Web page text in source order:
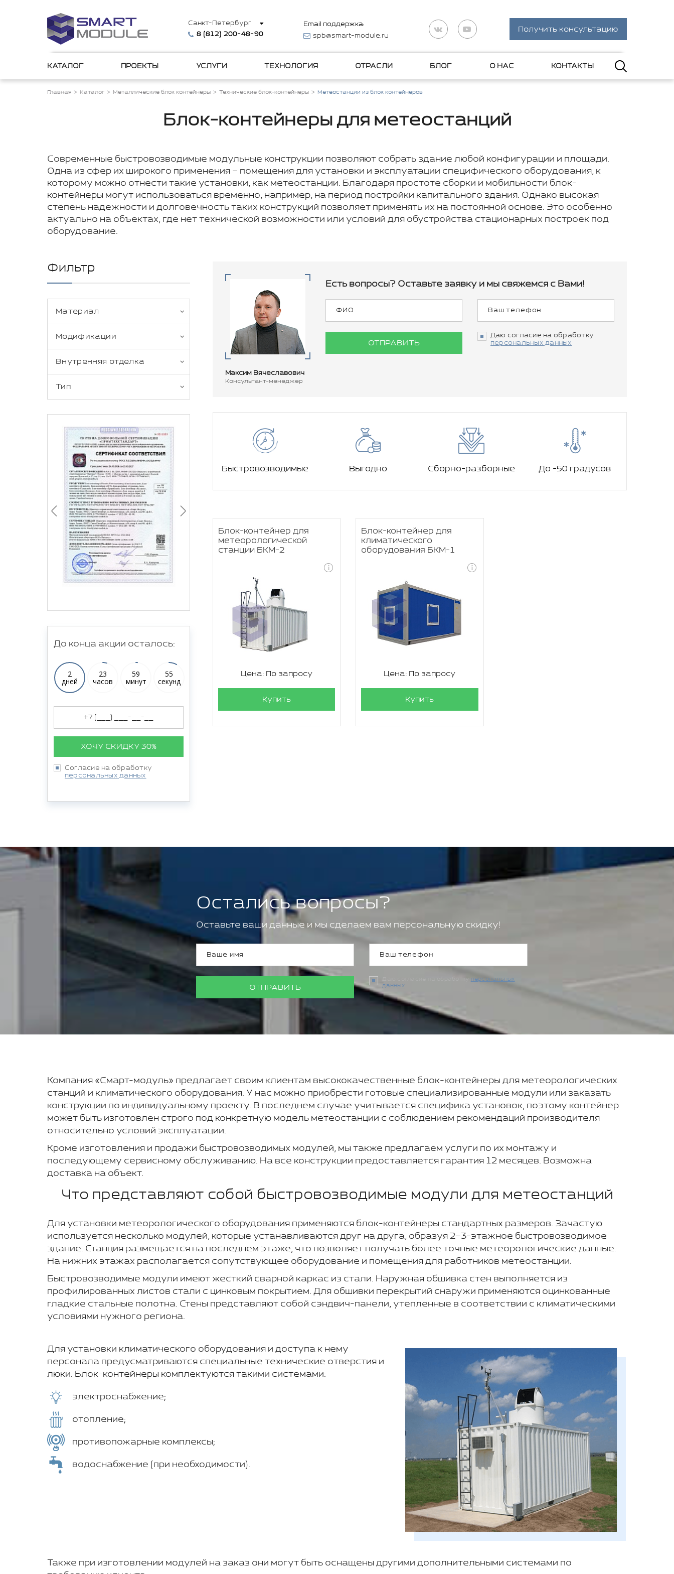
Санкт-Петербург
8 (812) 200-48-90
Email поддержка:
spb@smart-module.ru
Получить консультацию
КАТАЛОГ ПРОЕКТЫ УСЛУГИ ТЕХНОЛОГИЯ ОТРАСЛИ БЛОГ О НАС КОНТАКТЫ
Главная Каталог Металлические блок контейнеры Технические блок-контейнеры Метеостанции из блок контейнеров
Блок-контейнеры для метеостанций
Современные быстровозводимые модульные конструкции позволяют собрать здание любой конфигурации и площади.
Одна из сфер их широкого применения – помещения для установки и эксплуатации специфического оборудования, к
которому можно отнести такие установки, как метеостанции. Благодаря простоте сборки и мобильности блок-
контейнеры могут использоваться временно, например, на период постройки капитального здания. Однако высокая
степень надежности и долговечность таких конструкций позволяет применять их на постоянной основе. Это особенно
актуально на объектах, где нет технической возможности или условий для обустройства стационарных построек под
оборудование.
Фильтр
Материал
Модификации
Внутренняя отделка
Тип
До конца акции осталось:
2
дней
23
часов
59
минут
54
секунд
ХОЧУ СКИДКУ 30%
Согласие на обработку
персональных данных
Максим Вячеславович
Консультант-менеджер
Есть вопросы? Оставьте заявку и мы свяжемся с Вами!
ОТПРАВИТЬ
Даю согласие на обработку
персональных данных
Быстровозводимые Выгодно Сборно-разборные До -50 градусов
Блок-контейнер для
метеорологической
станции БКМ-2
Цена: По запросу
Купить
Блок-контейнер для
климатического
оборудования БКМ-1
Цена: По запросу
Купить
Остались вопросы?
Оставьте ваши данные и мы сделаем вам персональную скидку!
ОТПРАВИТЬ
Даю согласие на обработку персональных
данных
Компания «Смарт-модуль» предлагает своим клиентам высококачественные блок-контейнеры для метеорологических
станций и климатического оборудования. У нас можно приобрести готовые специализированные модули или заказать
конструкции по индивидуальному проекту. В последнем случае учитывается специфика установок, поэтому контейнер
может быть изготовлен строго под конкретную модель метеостанции с соблюдением рекомендаций производителя
относительно условий эксплуатации.
Кроме изготовления и продажи быстровозводимых модулей, мы также предлагаем услуги по их монтажу и
последующему сервисному обслуживанию. На все конструкции предоставляется гарантия 12 месяцев. Возможна
доставка на объект.
Что представляют собой быстровозводимые модули для метеостанций
Для установки метеорологического оборудования применяются блок-контейнеры стандартных размеров. Зачастую
используется несколько модулей, которые устанавливаются друг на друга, образуя 2–3-этажное быстровозводимое
здание. Станция размещается на последнем этаже, что позволяет получать более точные метеорологические данные.
На нижних этажах располагается сопутствующее оборудование и помещения для работников метеостанции.
Быстровозводимые модули имеют жесткий сварной каркас из стали. Наружная обшивка стен выполняется из
профилированных листов стали с цинковым покрытием. Для обшивки перекрытий снаружи применяются оцинкованные
гладкие стальные полотна. Стены представляют собой сэндвич-панели, утепленные в соответствии с климатическими
условиями нужного региона.
Для установки климатического оборудования и доступа к нему
персонала предусматриваются специальные технические отверстия и
люки. Блок-контейнеры комплектуются такими системами:
электроснабжение;
отопление;
противопожарные комплексы;
водоснабжение (при необходимости).
Также при изготовлении модулей на заказ они могут быть оснащены другими дополнительными системами по